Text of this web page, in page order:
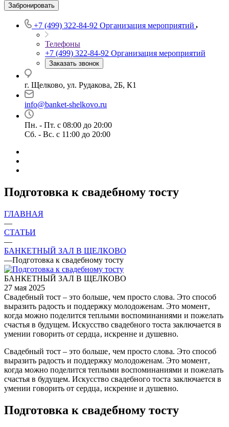
Забронировать
+7 (499) 322-84-92 Организация мероприятий
Телефоны
+7 (499) 322-84-92 Организация мероприятий
Заказать звонок
г. Щелково, ул. Рудакова, 2Б, К1
info@banket-shelkovo.ru
Пн. - Пт. с 08:00 до 20:00
Сб. - Вс. с 11:00 до 20:00
Подготовка к свадебному тосту
ГЛАВНАЯ
—
СТАТЬИ
—
БАНКЕТНЫЙ ЗАЛ В ЩЕЛКОВО
—Подготовка к свадебному тосту
БАНКЕТНЫЙ ЗАЛ В ЩЕЛКОВО
27 мая 2025
Свадебный тост – это больше‚ чем просто слова. Это способ
выразить радость и поддержку молодоженам. Это момент‚
когда можно поделится теплыми воспоминаниями и пожелать
счастья в будущем. Искусство свадебного тоста заключается в
умении говорить от сердца‚ искренне и душевно.
Свадебный тост – это больше‚ чем просто слова. Это способ
выразить радость и поддержку молодоженам. Это момент‚
когда можно поделится теплыми воспоминаниями и пожелать
счастья в будущем. Искусство свадебного тоста заключается в
умении говорить от сердца‚ искренне и душевно.
Подготовка к свадебному тосту